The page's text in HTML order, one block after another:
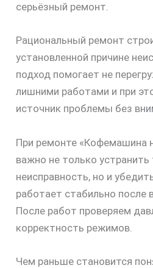
серьёзный ремонт.
Рациональный ремонт
установленной причине
подход помогает не
лишними работами и при
источник проблемы без
При ремонте «Кофемашина
важно не только
неисправность, но и
работает стабильно после
После работ проверяем
корректность режимов.
Чем раньше становится